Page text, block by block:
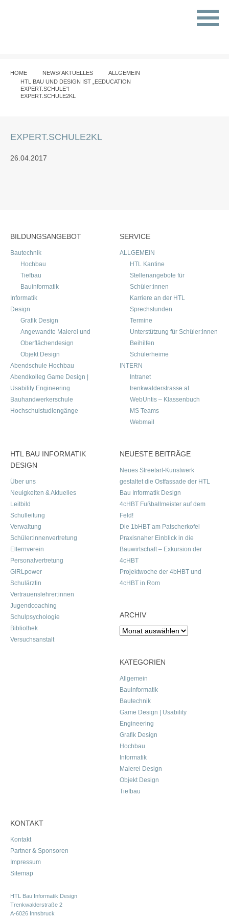
HOME NEWS/ AKTUELLES
ALLGEMEIN
HTL BAU UND DESIGN IST „EEDUCATION
EXPERT.SCHULE“!
EXPERT.SCHULE2KL
EXPERT.SCHULE2KL
26.04.2017
BILDUNGSANGEBOT
Bautechnik
Hochbau
Tiefbau
Bauinformatik
Informatik
Design
Grafik Design
Angewandte Malerei und
Oberflächendesign
Objekt Design
Abendschule Hochbau
Abendkolleg Game Design |
Usability Engineering
Bauhandwerkerschule
Hochschulstudiengänge
SERVICE
ALLGEMEIN
HTL Kantine
Stellenangebote für
Schüler:innen
Karriere an der HTL
Sprechstunden
Termine
Unterstützung für Schüler:innen
Beihilfen
Schülerheime
INTERN
Intranet
trenkwalderstrasse.at
WebUntis – Klassenbuch
MS Teams
Webmail
HTL BAU INFORMATIK
DESIGN
Über uns
Neuigkeiten & Aktuelles
Leitbild
Schulleitung
Verwaltung
Schüler:innenvertretung
Elternverein
Personalvertretung
G!RLpower
Schulärztin
Vertrauenslehrer:innen
Jugendcoaching
Schulpsychologie
Bibliothek
Versuchsanstalt
NEUESTE BEITRÄGE
Neues Streetart-Kunstwerk
gestaltet die Ostfassade der HTL
Bau Informatik Design
4cHBT Fußballmeister auf dem
Feld!
Die 1bHBT am Patscherkofel
Praxisnaher Einblick in die
Bauwirtschaft – Exkursion der
4cHBT
Projektwoche der 4bHBT und
4cHBT in Rom
ARCHIV
Archiv
KATEGORIEN
Allgemein
Bauinformatik
Bautechnik
Game Design | Usability
Engineering
Grafik Design
Hochbau
Informatik
Malerei Design
Objekt Design
Tiefbau
KONTAKT
Kontakt
Partner & Sponsoren
Impressum
Sitemap
HTL Bau Informatik Design
Trenkwalderstraße 2
A-6026 Innsbruck